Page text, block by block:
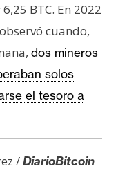
BTC. En 2022
cuando,
dos mineros
solos
el tesoro a
/DiarioBitcoin